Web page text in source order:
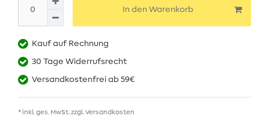
In den Warenkorb
Kauf auf Rechnung
30 Tage Widerrufsrecht
Versandkostenfrei ab 59€
* inkl. ges. MwSt. zzgl.Versandkosten